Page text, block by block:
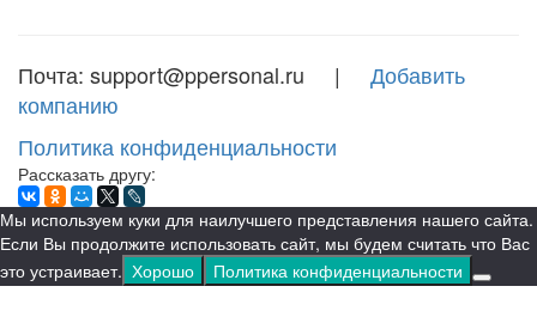
Почта: support@ppersonal.ru | Добавить
компанию
Политика конфиденциальности
Рассказать другу:
Мы используем куки для наилучшего представления нашего сайта.
Если Вы продолжите использовать сайт, мы будем считать что Вас
это устраивает. Хорошо Политика конфиденциальности